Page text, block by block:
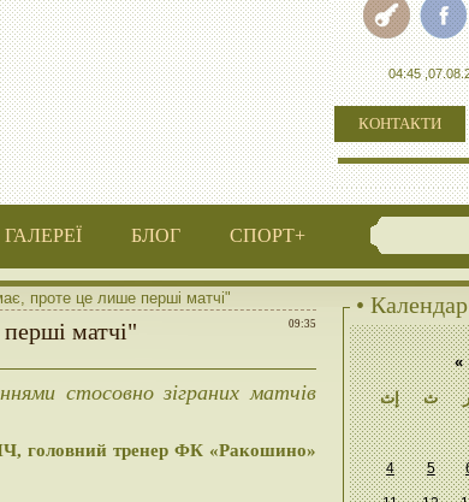
КОНТАКТИ
ГАЛЕРЕЇ БЛОГ СПОРТ+
проте це лише перші матчі"
09:35
матчі"
стосовно зіграних матчів
головний тренер ФК «Ракошино»
• Календар
«
إث
ث
4 5